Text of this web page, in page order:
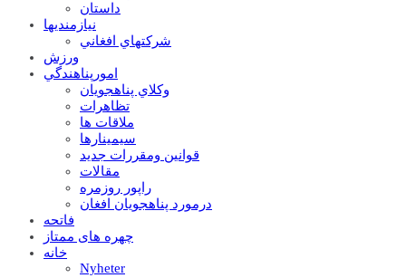
داستان
نيازمنديها
شرکتهاي افغاني
ورزش
امورپناهندگي
وکلاي پناهجويان
تظاهرات
ملاقات ها
سيمينارها
قوانين ومقررات جديد
مقالات
راپور روزمره
درمورد پناهجويان افغان
فاتحه
چهره های ممتاز
خانه
Nyheter